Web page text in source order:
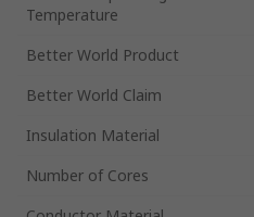
Temperature
Better World Product
Better World Claim
Insulation Material
Number of Cores